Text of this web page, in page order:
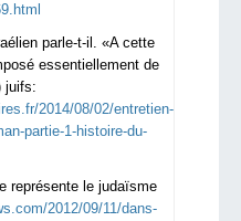
parle-t-il. «A cette
essentiellement de
juifs:
2014/08/02/entretien-
partie-1-histoire-du-
représente le judaïsme
2012/09/11/dans-